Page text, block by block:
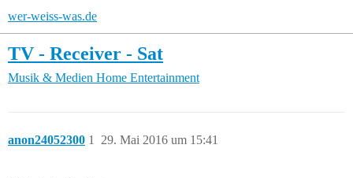
wer-weiss-was.de
TV - Receiver - Sat
Musik & Medien Home Entertainment
anon24052300 29. Mai 2016 um 15:41
1